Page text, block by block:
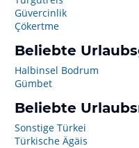
Güvercinlik
Çökertme
Beliebte
Halbinsel Bodrum
Gümbet
Beliebte
Sonstige Türkei
Türkische Ägäis